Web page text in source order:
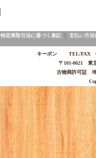
特定商取引法に基づく表記｜ 支払い方法
キーポン TEL/FAX
〒101-0021 東
古物商許可証